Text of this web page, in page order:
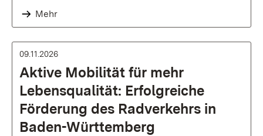
Mehr
09.11.2026
Aktive Mobilität für mehr
Lebensqualität: Erfolgreiche
Förderung des Radverkehrs in
Baden-Württemberg